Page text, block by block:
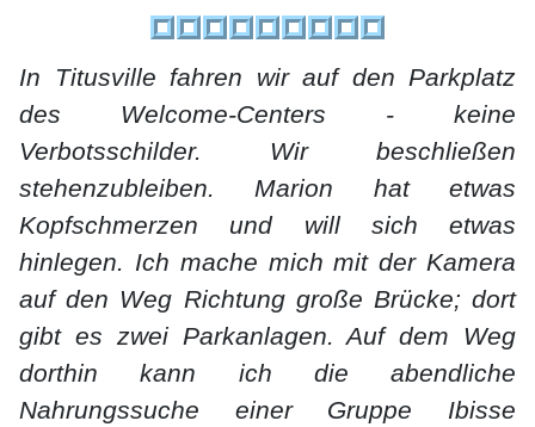
In Titusville fahren wir auf den Parkplatz
des Welcome-Centers - keine
Verbotsschilder. Wir beschließen
stehenzubleiben. Marion hat etwas
Kopfschmerzen und will sich etwas
hinlegen. Ich mache mich mit der Kamera
auf den Weg Richtung große Brücke; dort
gibt es zwei Parkanlagen. Auf dem Weg
dorthin kann ich die abendliche
Nahrungssuche einer Gruppe Ibisse